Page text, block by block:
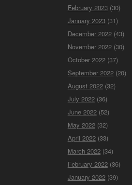
February 2023(30)
January 2023(31)
December 2022(43)
November 2022(30)
October 2022(37)
September 2022(20)
August 2022(32)
July 2022(36)
June 2022(52)
May 2022(32)
April 2022(33)
March 2022(34)
February 2022(36)
January 2022(39)